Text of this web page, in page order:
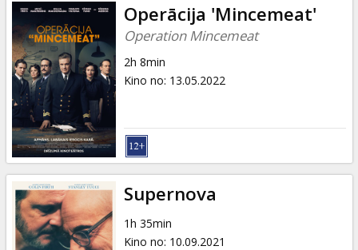
Operācija 'Mincemeat'
Operation Mincemeat
2h 8min
Kino no: 13.05.2022
Supernova
1h 35min
Kino no: 10.09.2021